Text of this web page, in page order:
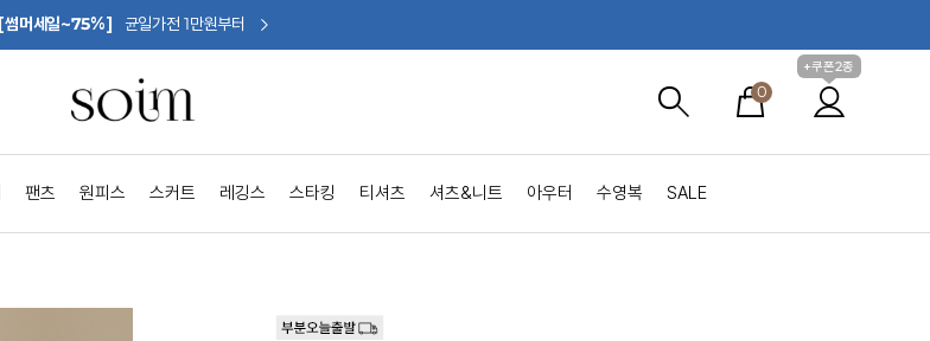
[썸머세일~75%] 균일가전 1만원부터
0
+쿠폰2종
팬츠 원피스 스커트 레깅스 스타킹 티셔츠 셔츠&니트 아우터 수영복 SALE